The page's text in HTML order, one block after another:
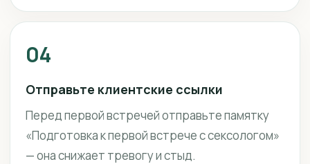
04
Отправьте клиентские ссылки
Перед первой встречей отправьте памятку
«Подготовка к первой встрече с сексологом»
— она снижает тревогу и стыд.